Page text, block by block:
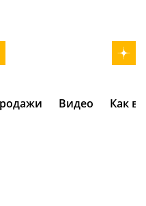
Видео Как